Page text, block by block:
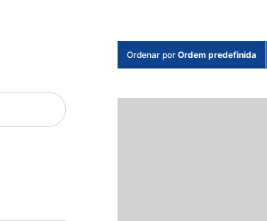
Ordenar por Ordem predefinida